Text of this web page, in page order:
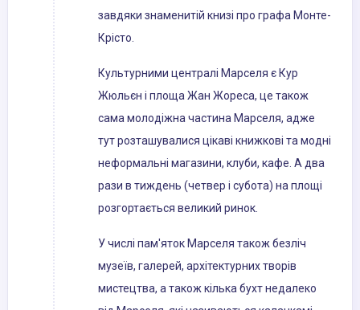
завдяки знаменитій книзі про графа Монте-
Крісто.
Культурними централі Марселя є Кур
Жюльєн і площа Жан Жореса, це також
сама молодіжна частина Марселя, адже
тут розташувалися цікаві книжкові та модні
неформальні магазини, клуби, кафе. А два
рази в тиждень (четвер і субота) на площі
розгортається великий ринок.
У числі пам'яток Марселя також безліч
музеїв, галерей, архітектурних творів
мистецтва, а також кілька бухт недалеко